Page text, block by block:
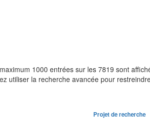
1000 entrées sur les 7819 sont
utiliser la recherche avancée pour
Projet de recherche